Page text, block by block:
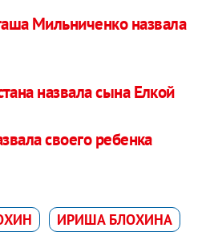
Мильниченко назвала
назвала сына Елкой
своего ребенка
ИРИША БЛОХИНА